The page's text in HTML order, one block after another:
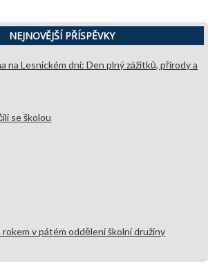
NEJNOVĚJŠÍ PŘÍSPĚVKY
na Lesnickém dni: Den plný zážitků, přírody a
se školou
rokem v pátém oddělení školní družiny